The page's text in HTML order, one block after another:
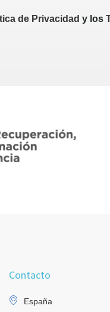
de Privacidad y los
Contacto
España